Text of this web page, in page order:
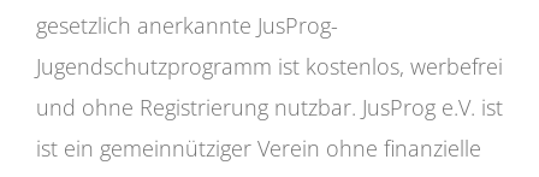
gesetzlich anerkannte JusProg-
Jugendschutzprogramm ist kostenlos, werbefrei
und ohne Registrierung nutzbar. JusProg e.V. ist
ist ein gemeinnütziger Verein ohne finanzielle